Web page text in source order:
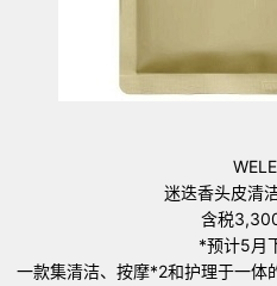
迷迭香头皮清
含税
*预计5月
一款集清洁、按摩*2和护理于一体